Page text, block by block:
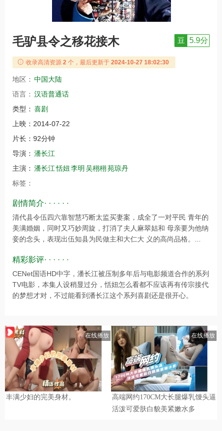
毛驴县令之移花接木 豆 5.9分
收录高清资源 2 个，最后更新于 2024-10-27 18:02:30
地区： 中国大陆
语言： 汉语普通话
类型： 喜剧
上映： 2014-07-22
片长： 92分钟
导演： 潘长江
主演： 潘长江恬妞李明 吴栩栩苑琼丹
标签：
剧情简介· · · · · ·
清代县令伍四六靠智慧巧断太监买妻案，成全了一对平民 青年的
美满婚姻，同时又巧妙周旋，打消了夫人麻翠姑和 母亲要为他纳
妾的念头，表现出伍知县为民做主和大仁大 义的高尚品格。...
精彩影评· · · · · ·
CENet国语HD中字，潘长江被压制多年后与电影频道合作的系列
TV电影，本集人设稍显过分，恬妞怎么看都不应该再有传宗接代
的梦想才对，不过能看到潘长江这个系列喜剧还是很开心。